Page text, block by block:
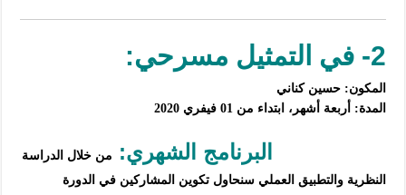
2- في التمثيل مسرحي:
المكون: حسين كناني
المدة: أربعة أشهر، ابتداء من 01 فيفري 2020
البر نامج الشهري:
من خلال الدراسة
النظرية والتطبيق العملي سنحاول تكوين المشاركين في الدورة